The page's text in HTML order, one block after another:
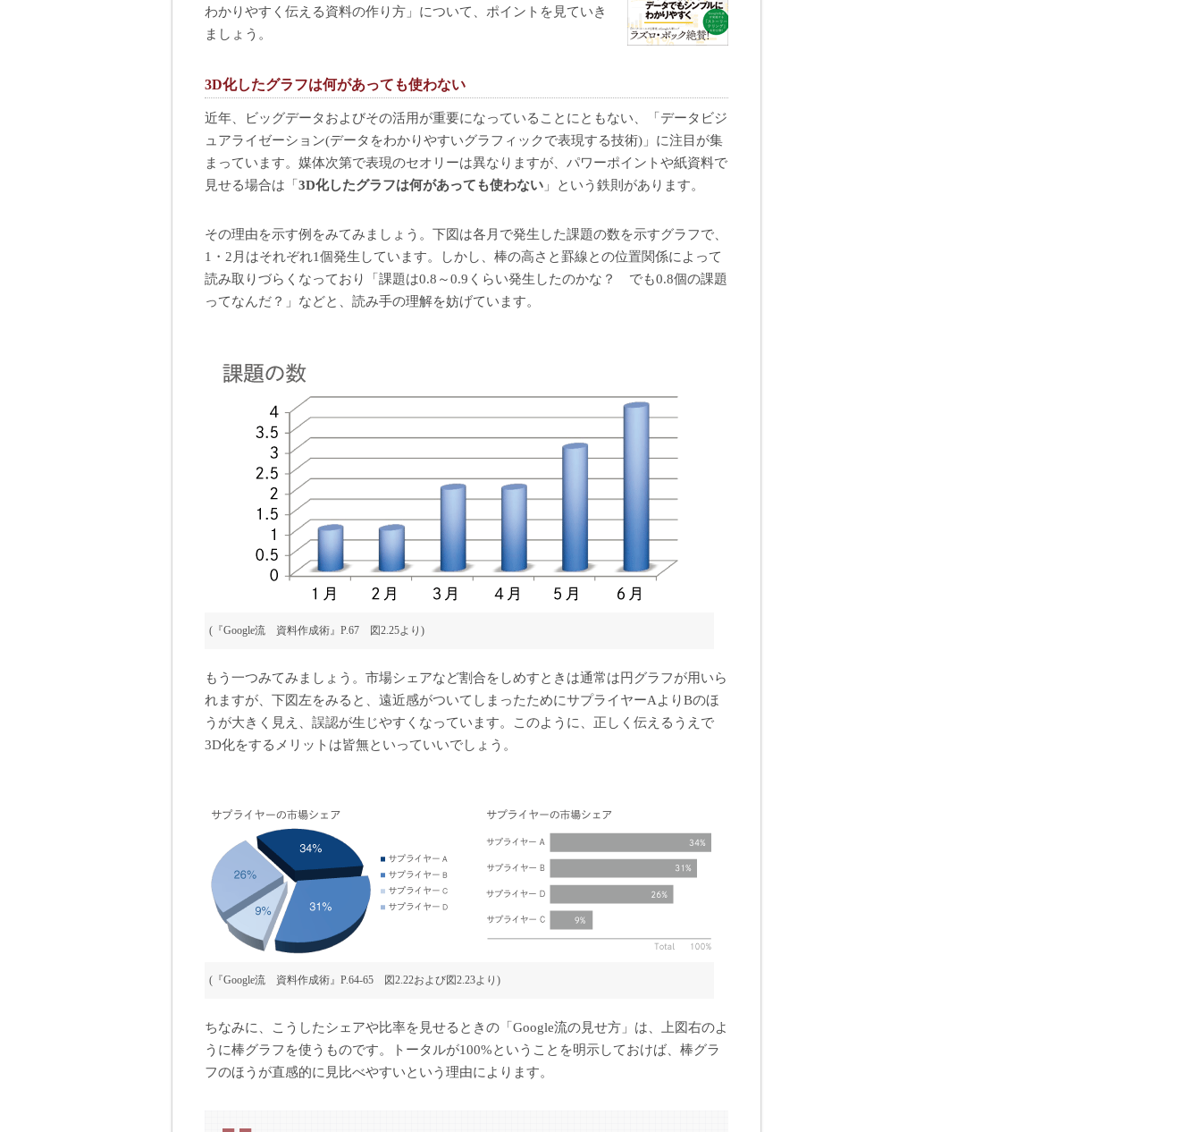
わかりやすく伝える資料の作り方」について、ポイントを見ていき
ましょう。
3D化したグラフは何があっても使わない
近年、ビッグデータおよびその活用が重要になっていることにともない、「データビジ
ュアライゼーション(データをわかりやすいグラフィックで表現する技術)」に注目が集
まっています。媒体次第で表現のセオリーは異なりますが、パワーポイントや紙資料で
見せる場合は「 3D化したグラフは何があっても使わない 」という鉄則があります。
その理由を示す例をみてみましょう。下図は各月で発生した課題の数を示すグラフで、
1・2月はそれぞれ1個発生しています。しかし、棒の高さと罫線との位置関係によって
読み取りづらくなっており「課題は0.8～0.9くらい発生したのかな？ でも0.8個の課題
ってなんだ？」などと、読み手の理解を妨げています。
(『Google流 資料作成術』P.67 図2.25より)
もう一つみてみましょう。市場シェアなど割合をしめすときは通常は円グラフが用いら
れますが、下図左をみると、遠近感がついてしまったためにサプライヤーAよりBのほ
うが大きく見え、誤認が生じやすくなっています。このように、正しく伝えるうえで
3D化をするメリットは皆無といっていいでしょう。
(『Google流 資料作成術』P.64-65 図2.22および図2.23より)
ちなみに、こうしたシェアや比率を見せるときの「Google流の見せ方」は、上図右のよ
うに棒グラフを使うものです。トータルが100%ということを明示しておけば、棒グラ
フのほうが直感的に見比べやすいという理由によります。